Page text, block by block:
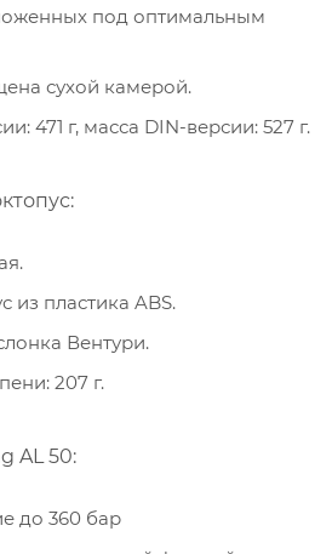
под оптимальным
сухой камерой.
471 г, масса DIN-версии: 527 г.
из пластика ABS.
Вентури.
207 г.
AL 50:
до 360 бар